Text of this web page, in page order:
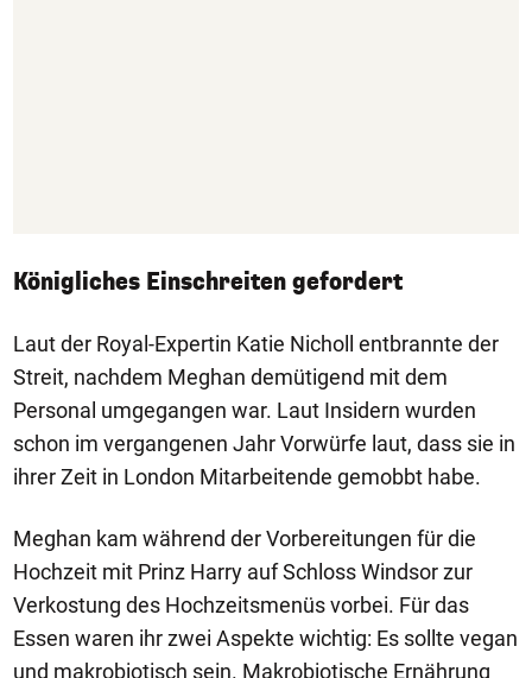
Königliches Einschreiten gefordert
Laut der Royal-Expertin Katie Nicholl entbrannte der
Streit, nachdem Meghan demütigend mit dem
Personal umgegangen war. Laut Insidern wurden
schon im vergangenen Jahr Vorwürfe laut, dass sie in
ihrer Zeit in London Mitarbeitende gemobbt habe.
Meghan kam während der Vorbereitungen für die
Hochzeit mit Prinz Harry auf Schloss Windsor zur
Verkostung des Hochzeitsmenüs vorbei. Für das
Essen waren ihr zwei Aspekte wichtig: Es sollte vegan
und makrobiotisch sein. Makrobiotische Ernährung